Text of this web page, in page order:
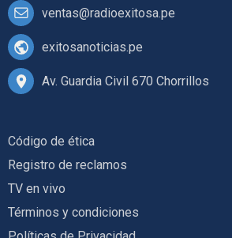
ventas@radioexitosa.pe
exitosanoticias.pe
Av. Guardia Civil 670 Chorrillos
Código de ética
Registro de reclamos
TV en vivo
Términos y condiciones